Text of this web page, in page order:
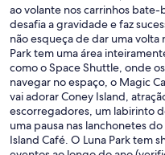
ao volante nos carrinhos
desafia a gravidade e faz
não esqueça de dar uma volta
Park tem uma área
como o Space Shuttle, onde
navegar no espaço, o Magic
vai adorar Coney Island,
escorregadores, um labirinto
uma pausa nas lanchonetes
Island Café. O Luna Park tem